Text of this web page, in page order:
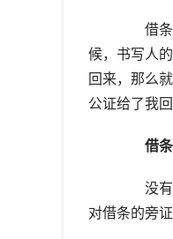
借条，
候，书写人
回来，那么
公证给了我
借
没有公
对借条的旁